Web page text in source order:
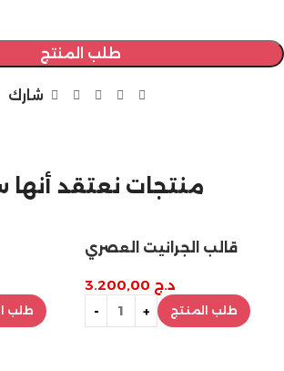
طلب المنتج
شارك
تخفيضات
منتجات نعتقد
طلب
قالب الجرانيت العصري
د.ج
طلب المنتج